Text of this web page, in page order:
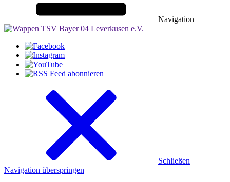
Navigation
Schließen
Navigation überspringen